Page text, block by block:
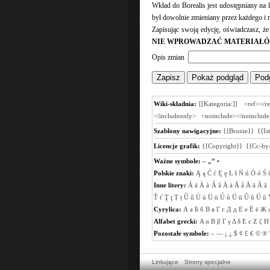
Wkład do Borealis jest udostępniany
był dowolnie zmieniany przez każdego i
Zapisując swoją edycję, oświadczasz,
NIE WPROWADZAĆ
Opis zmian
Wiki-składnia: [[Kategoria:]]
<ref></
</includeonly>
<noinclude></
Szablony nawigacyjne: {{Bronie}}
Licencje grafik: {{Copyright}} {{Cc-
Ważne symbole: – „” •
Polskie znaki: Ą ą Ć ć Ę ę Ł ł Ń ń Ó ó Ś ś
Inne litery: Á á À à Â â Ä ä Å å Ā ā Ă ă
Ť ť Ţ ţ Ṭ ṭ Ű ű Ú ú Ü ü Ů ů Ū ū Û û Ŭ ŭ
Cyrylica: А а Б б В в Г г Д д Е е Ё ё Ж
Alfabet grecki: Α α Β β Γ γΔ δ Ε ε Ζ ζ Η
Pozostałe symbole: – — ¡ ¿ $ ¢ £ € © ®
Linkujące Strony specjalne